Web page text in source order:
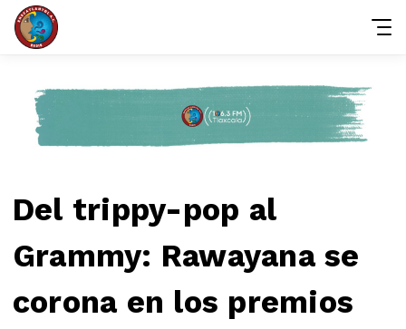
Del trippy-pop al
Grammy: Rawayana se
corona en los premios